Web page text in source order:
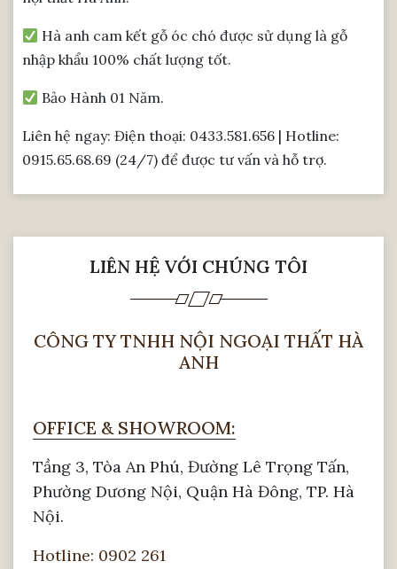
Hà anh cam kết gỗ óc chó được sử dụng là gỗ
nhập khẩu 100% chất lượng tốt.
Bảo Hành 01 Năm.
Liên hệ ngay: Điện thoại: 0433.581.656 | Hotline:
0915.65.68.69 (24/7) để được tư vấn và hỗ trợ.
LIÊN HỆ VỚI CHÚNG TÔI
CÔNG TY TNHH NỘI NGOẠI THẤT HÀ
ANH
OFFICE & SHOWROOM:
Tầng 3, Tòa An Phú, Đường Lê Trọng Tấn,
Phường Dương Nội, Quận Hà Đông, TP. Hà
Nội.
Hotline: 0902 261